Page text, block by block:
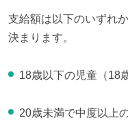
支給額は以下のいずれ
決まります。
18歳以下の児童（18
20歳未満で中度以上